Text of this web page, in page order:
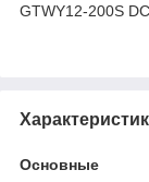
GTWY12-200S
Основные